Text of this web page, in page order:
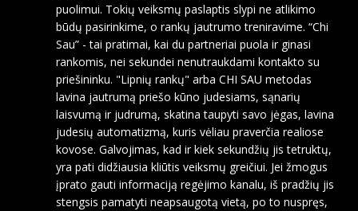
puolimui. Tokių veiksmų paslaptis slypi ne atlikimo
būdų pasirinkime, o rankų jautrumo treniravime. “Chi
Sau” - tai pratimai, kai du partneriai puola ir ginasi
rankomis, nei sekundei nenutraukdami kontakto su
priešininku. "Lipnių rankų" arba CHI SAU metodas
lavina jautrumą priešo kūno judesiams, sąnarių
laisvumą ir judrumą, skatina taupyti savo jėgas, lavina
judesių automatizmą, kuris vėliau praverčia realiose
kovose. Galvojimas, kad ir kiek sekundžių jis tetruktų,
yra pati didžiausia kliūtis veiksmų greičiui. Jei žmogus
įprato gauti informaciją regėjimo kanalu, iš pradžių jis
stengsis pamatyti neapsaugotą vietą, po to nuspręs,